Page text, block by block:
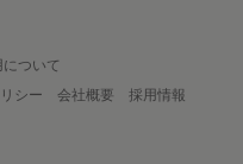
ついて
シー 会社概要
採用情報